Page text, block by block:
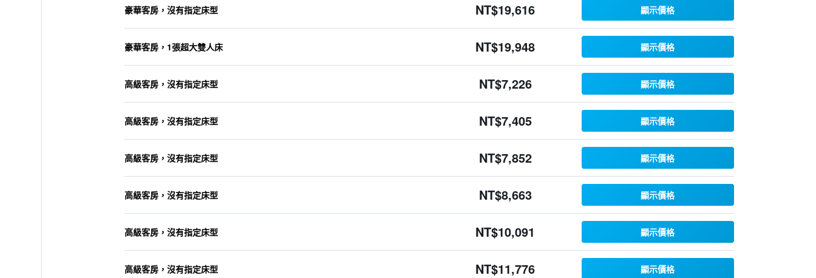
豪華客房，沒有指定床型 NT$19,616 顯示價格
豪華客房，1張超大雙人床 NT$19,948 顯示價格
高級客房，沒有指定床型 NT$7,226 顯示價格
高級客房，沒有指定床型 NT$7,405 顯示價格
高級客房，沒有指定床型 NT$7,852 顯示價格
高級客房，沒有指定床型 NT$8,663 顯示價格
高級客房，沒有指定床型 NT$10,091 顯示價格
高級客房，沒有指定床型 NT$11,776 顯示價格